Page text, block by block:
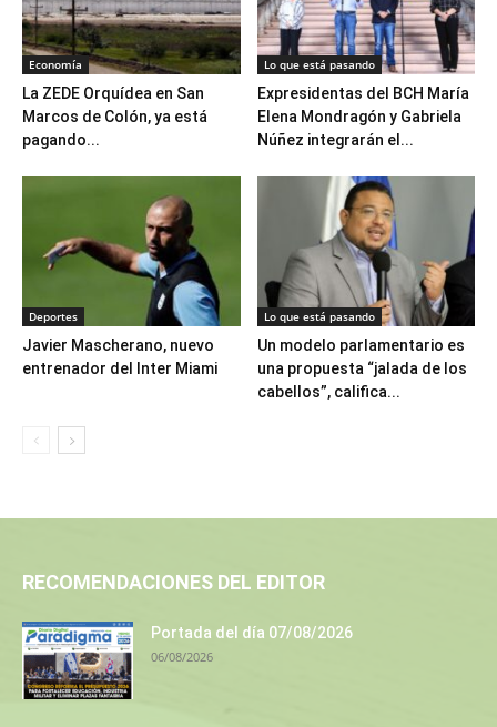
Economía
La ZEDE Orquídea en San
Marcos de Colón, ya está
pagando...
Lo que está pasando
Expresidentas del BCH María
Elena Mondragón y Gabriela
Núñez integrarán el...
Deportes
Javier Mascherano, nuevo
entrenador del Inter Miami
Lo que está pasando
Un modelo parlamentario es
una propuesta “jalada de los
cabellos”, califica...
RECOMENDACIONES DEL EDITOR
Portada del día 07/08/2026
06/08/2026